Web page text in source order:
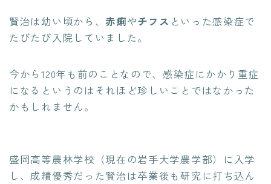
賢治は幼い頃から、 赤痢やチフス といった感染症で
たびたび入院していました。
今から120年も前のことなので、感染症にかかり重症
になるというのはそれほど珍しいことではなかった
かもしれません。
盛岡高等農林学校（現在の岩手大学農学部）に入学
し、成績優秀だった賢治は卒業後も研究に打ち込ん